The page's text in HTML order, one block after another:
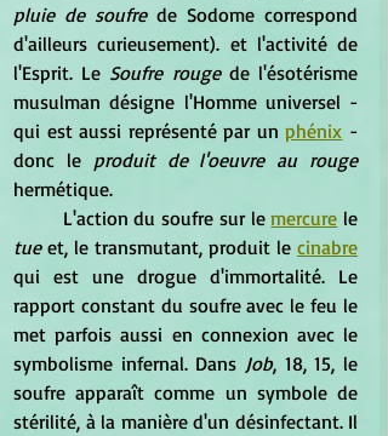
pluie de soufre de Sodome correspond
d'ailleurs curieusement). et l'activité de
l'Esprit. Le Soufre rouge de l'ésotérisme
musulman désigne l'Homme universel -
qui est aussi représenté par un phénix -
donc le
produit de l'oeuvre au rouge
hermétique.
	L'action du soufre sur le
mercure
tue et, le transmutant, produit le cinabre
qui est une drogue d'immortalité. Le
rapport constant du soufre avec le feu le
met parfois aussi en connexion avec le
symbolisme infernal. Dans Job, 18, 15, le
soufre apparaît comme un symbole de
stérilité, à la manière d'un désinfectant. Il